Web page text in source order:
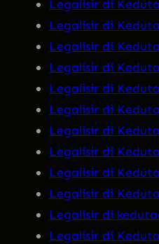
Legalisir di
Legalisir di
Legalisir di
Legalisir di
Legalisir di
Legalisir di
Legalisir di
Legalisir di
Legalisir di
Legalisir di
Legalisir di
Legalisir di